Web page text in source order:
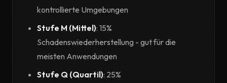
kontrollierte Umgebungen
Stufe M (Mittel): 15%
Schadenswiederherstellung - gut für die
meisten Anwendungen
Stufe Q (Quartil): 25%